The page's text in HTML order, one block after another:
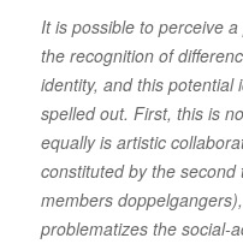
It is possible to perceive
the recognition of
identity, and this
spelled out. First, this is
equally is artistic
constituted by the
members
problematizes the social-